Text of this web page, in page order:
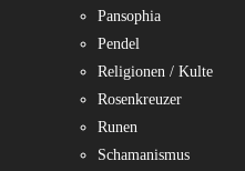
Pansophia
Pendel
Religionen / Kulte
Rosenkreuzer
Runen
Schamanismus